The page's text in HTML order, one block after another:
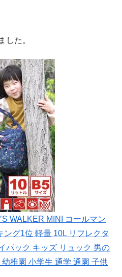
した。
WALKER MINI コールマン
ング1位 軽量 10L リフレクタ
パック キッズ リュック 男の
稚園 小学生 通学 通園 子供